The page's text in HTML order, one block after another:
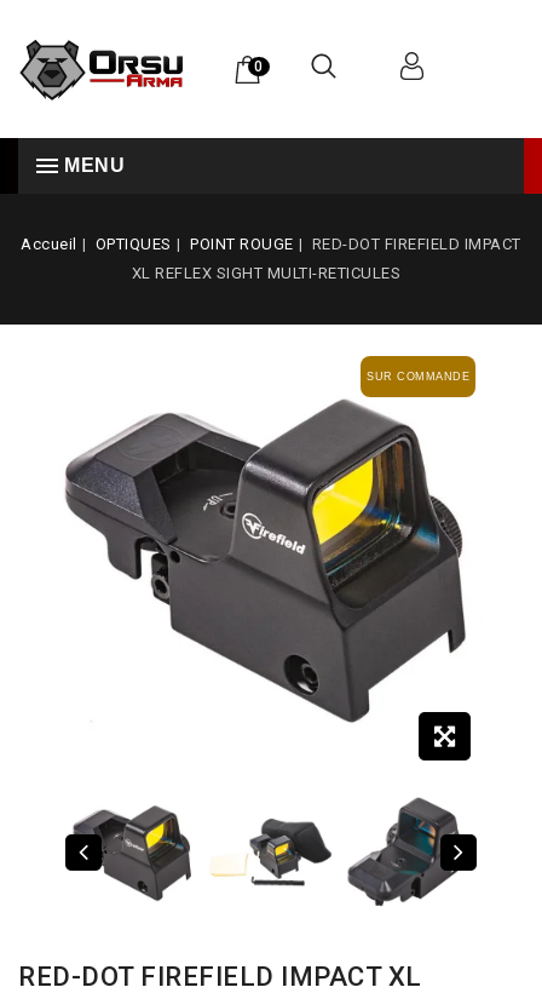
0
MENU
Accueil OPTIQUES POINT ROUGE
RED-DOT FIREFIELD IMPACT
XL REFLEX SIGHT MULTI-RETICULES
SUR COMMANDE
RED-DOT FIREFIELD IMPACT XL